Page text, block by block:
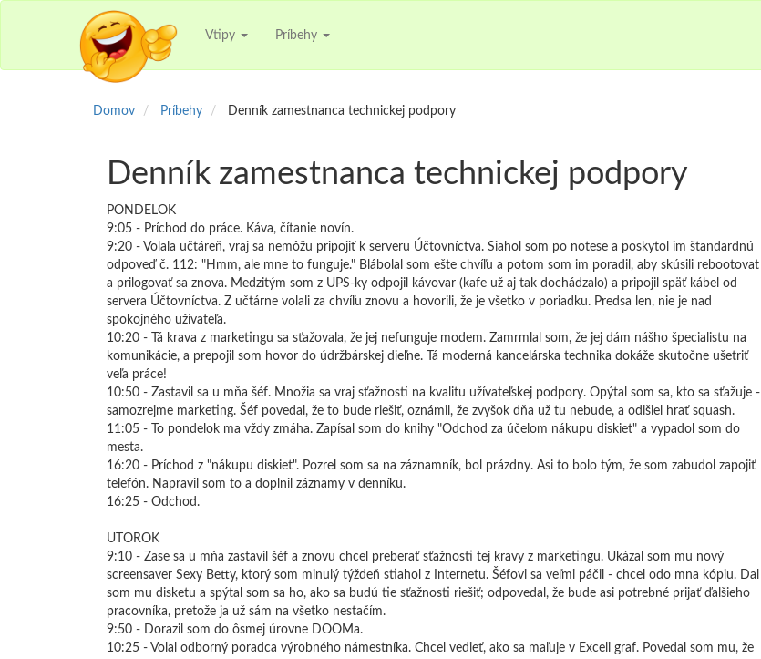
Vtipy Príbehy
Domov Príbehy Denník zamestnanca technickej podpory
Denník zamestnanca technickej podpory
PONDELOK
9:05 - Príchod do práce. Káva, čítanie novín.
9:20 - Volala učtáreň, vraj sa nemôžu pripojiť k serveru Účtovníctva. Siahol som po notese a poskytol im štandardnú
odpoveď č. 112: "Hmm, ale mne to funguje." Blábolal som ešte chvíľu a potom som im poradil, aby skúsili rebootovat
a prilogovať sa znova. Medzitým som z UPS-ky odpojil kávovar (kafe už aj tak dochádzalo) a pripojil späť kábel od
servera Účtovníctva. Z učtárne volali za chvíľu znovu a hovorili, že je všetko v poriadku. Predsa len, nie je nad
spokojného užívateľa.
10:20 - Tá krava z marketingu sa sťažovala, že jej nefunguje modem. Zamrmlal som, že jej dám nášho špecialistu na
komunikácie, a prepojil som hovor do údržbárskej dieľne. Tá moderná kancelárska technika dokáže skutočne ušetriť
veľa práce!
10:50 - Zastavil sa u mňa šéf. Množia sa vraj sťažnosti na kvalitu užívateľskej podpory. Opýtal som sa, kto sa sťažuje -
samozrejme marketing. Šéf povedal, že to bude riešiť, oznámil, že zvyšok dňa už tu nebude, a odišiel hrať squash.
11:05 - To pondelok ma vždy zmáha. Zapísal som do knihy "Odchod za účelom nákupu diskiet" a vypadol som do
mesta.
16:20 - Príchod z "nákupu diskiet". Pozrel som sa na záznamník, bol prázdny. Asi to bolo tým, že som zabudol zapojiť
telefón. Napravil som to a doplnil záznamy v denníku.
16:25 - Odchod.
UTOROK
9:10 - Zase sa u mňa zastavil šéf a znovu chcel preberať sťažnosti tej kravy z marketingu. Ukázal som mu nový
screensaver Sexy Betty, ktorý som minulý týždeň stiahol z Internetu. Šéfovi sa veľmi páčil - chcel odo mna kópiu. Dal
som mu disketu a spýtal som sa ho, ako sa budú tie sťažnosti riešiť; odpovedal, že bude asi potrebné prijať ďalšieho
pracovníka, pretože ja už sám na všetko nestačím.
9:50 - Dorazil som do ôsmej úrovne DOOMa.
10:25 - Volal odborný poradca výrobného námestníka. Chcel vedieť, ako sa maľuje v Exceli graf. Povedal som mu, že